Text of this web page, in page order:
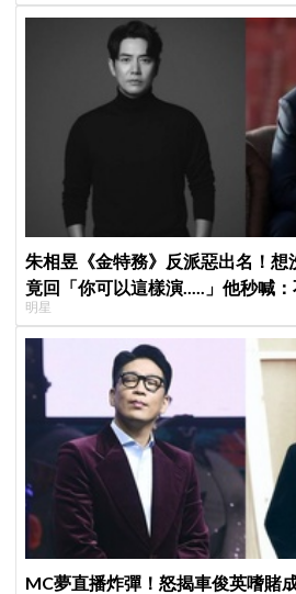
朱相昱《金特務》反派惡出名！想
竟回「你可以這樣演.....」他秒喊：
明星
MC夢直播炸彈！怒揭車俊英嗜賭